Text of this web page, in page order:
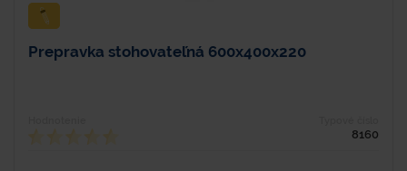
Prepravka stohovateľná 600x400x220
8160